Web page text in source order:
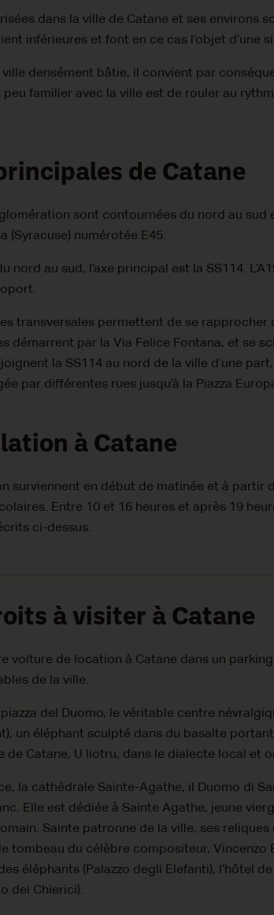
dans la ville de Catane et ses environs
inférieures et font en ce cas l’objet d’une
densément bâtie, il convient par
peu familier avec la ville est de rouler au
de Catane
sont contournées du nord au sud
(Syracuse) numérotée E45.
nord au sud, l’axe principal est la SS114.
transversales permettent de se
démarrent par la Via Felice Fontana, et se
la SS114 au nord de la ville d’une
par différentes rues jusqu’à la Piazza
à Catane
surviennent en début de matinée et à partir
Entre 10 et 16 heures et après 19
ci-dessus.
à visiter à Catane
voiture de location à Catane dans un
de la ville.
del Duomo, le véritable centre
un éléphant sculpté dans du basalte
de Catane, U liotru, dans le dialecte local et
la cathédrale Sainte-Agathe, il Duomo di
Elle est dédiée à Sainte Agathe, jeune
Sainte patronne de la ville, ses
tombeau du célèbre compositeur, Vincenzo
éléphants (Palazzo degli Elefanti), l’hôtel
dei Chierici).